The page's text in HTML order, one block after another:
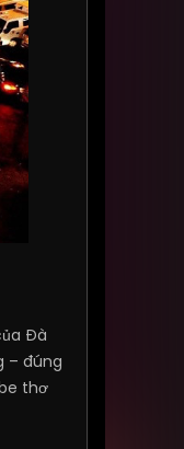
Đà
– đúng
thơ